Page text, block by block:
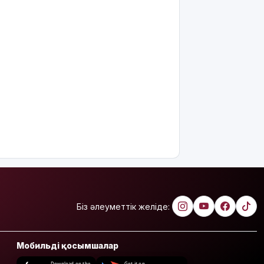
Біз әлеуметтік желіде:
Мобильді қосымшалар